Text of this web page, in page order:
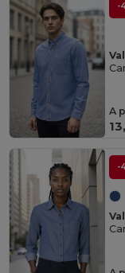
-
A
-